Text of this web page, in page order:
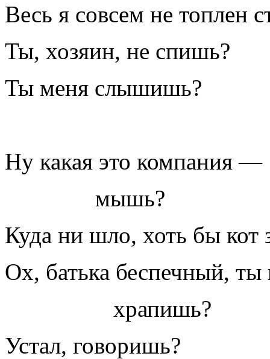
Весь я совсем не топлен
Ты, хозяин, не спишь?
Ты меня слышишь?
Ну какая это компания —
мышь?
Куда ни шло, хоть бы кот
Ох, батька беспечный, ты
храпишь?
Устал, говоришь?